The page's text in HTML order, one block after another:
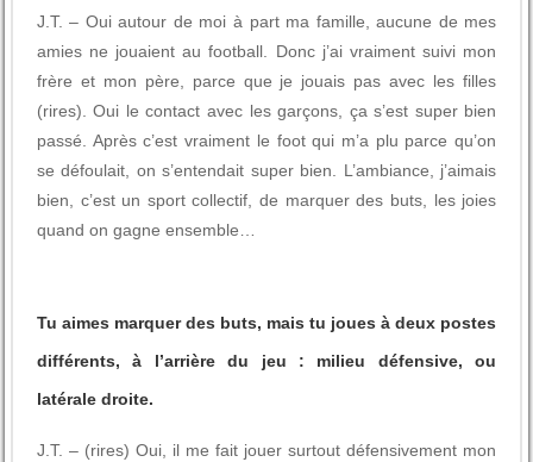
J.T. – Oui autour de moi à part ma famille, aucune de mes
amies ne jouaient au football. Donc j’ai vraiment suivi mon
frère et mon père, parce que je jouais pas avec les filles
(rires). Oui le contact avec les garçons, ça s’est super bien
passé. Après c’est vraiment le foot qui m’a plu parce qu’on
se défoulait, on s’entendait super bien. L’ambiance, j’aimais
bien, c’est un sport collectif, de marquer des buts, les joies
quand on gagne ensemble…
Tu aimes marquer des buts, mais tu joues à deux postes
différents, à l’arrière du jeu : milieu défensive, ou
latérale droite.
J.T. – (rires) Oui, il me fait jouer surtout défensivement mon